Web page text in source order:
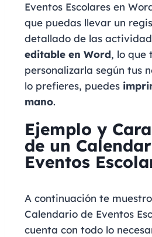
Eventos Escolares en
que puedas llevar un
detallado de las
editable en Word, lo que
personalizarla según tus
lo prefieres, puedes
mano.
Ejemplo y
de un
Eventos
A continuación te
Calendario de Eventos
cuenta con todo lo